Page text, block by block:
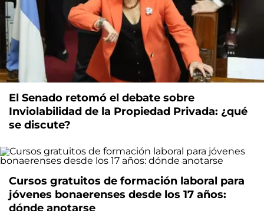
El Senado retomó el debate sobre
Inviolabilidad de la Propiedad Privada: ¿qué
se discute?
Cursos gratuitos de formación laboral para
jóvenes bonaerenses desde los 17 años:
dónde anotarse